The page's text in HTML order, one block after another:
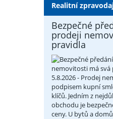
Realitní
Bezpečné
prodeji
pravidla
5.8.2026 - Prodej
podpisem kupní
klíčů. Jedním z
obchodu je
ceny. U bytů a